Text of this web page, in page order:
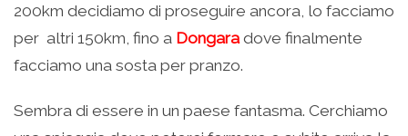
200km decidiamo di proseguire ancora, lo facciamo
per altri 150km, fino a Dongara dove finalmente
facciamo una sosta per pranzo.
Sembra di essere in un paese fantasma. Cerchiamo